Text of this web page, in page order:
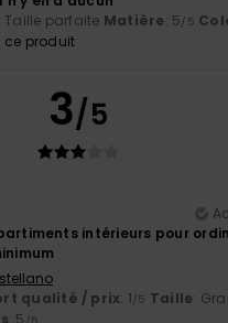
: Taille parfaite Matière: 5/5
ce produit
3/5
intérieurs pour
qualité / prix: 1/5 Taille:
: 5 /5